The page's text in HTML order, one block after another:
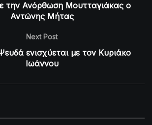
την Ανόρθωση Μουτταγιάκας ο
Αντώνης Μήτας
Next Post
ενισχύεται με τον Κυριάκο
Ιωάννου